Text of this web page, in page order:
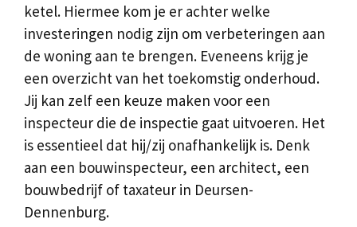
ketel. Hiermee kom je er achter welke
investeringen nodig zijn om verbeteringen aan
de woning aan te brengen. Eveneens krijg je
een overzicht van het toekomstig onderhoud.
Jij kan zelf een keuze maken voor een
inspecteur die de inspectie gaat uitvoeren. Het
is essentieel dat hij/zij onafhankelijk is. Denk
aan een bouwinspecteur, een architect, een
bouwbedrijf of taxateur in Deursen-
Dennenburg.